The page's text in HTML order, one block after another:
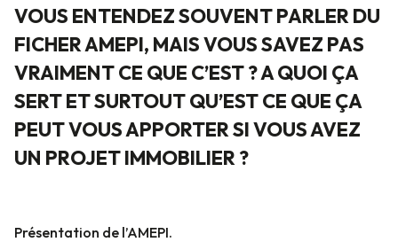
VOUS ENTENDEZ SOUVENT PARLER DU
FICHER AMEPI, MAIS VOUS SAVEZ PAS
VRAIMENT CE QUE C’EST ? A QUOI ÇA
SERT ET SURTOUT QU’EST CE QUE ÇA
PEUT VOUS APPORTER SI VOUS AVEZ
UN PROJET IMMOBILIER ?
Présentation de l’AMEPI.